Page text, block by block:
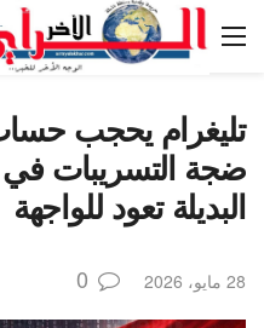
تليغرام يحجب
ضجة التسريبات
البديلة تعود للواجهة
28 مايو، 2026 0